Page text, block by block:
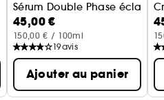
Sérum Double Phase éclat &
45,00 €
150,00 € / 100ml
19avis
Ajouter au panier